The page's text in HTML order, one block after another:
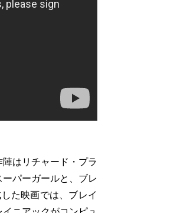
はリチャード・プラ
パーガールと、ブレ
た映画では、ブレイ